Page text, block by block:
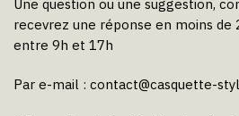
Une question ou une suggestion,
recevrez une réponse en moins de
entre 9h et 17h
Par e-mail : contact@casquette-